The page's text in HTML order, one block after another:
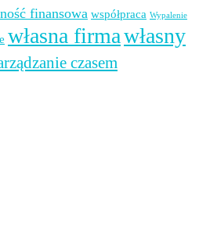
finansowa współpraca Wypalenie
własna firmawłasny
czasem